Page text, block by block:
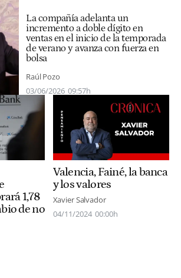
La compañía adelanta un
incremento a doble dígito en
ventas en el inicio de la temporada
de verano y avanza con fuerza en
bolsa
Raúl Pozo
03/06/2026 09:57h
1,78
de no
Valencia, Fainé, la banca
y los valores
Xavier Salvador
04/11/2024 00:00h